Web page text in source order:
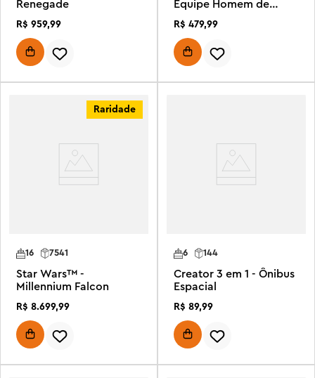
Renegade
R$ 959,99
Equipe Homem de
R$ 479,99
Raridade
16 7541
Star Wars™ -
Millennium Falcon
R$ 8.699,99
6 144
Creator 3 em 1 - Ônibus
Espacial
R$ 89,99